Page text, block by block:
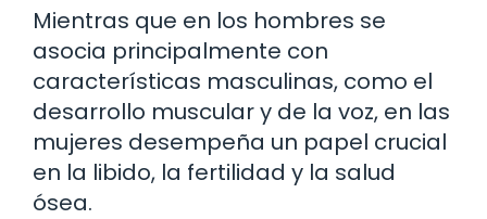
Mientras que en los hombres se
asocia principalmente con
características masculinas, como el
desarrollo muscular y de la voz, en las
mujeres desempeña un papel crucial
en la libido, la fertilidad y la salud
ósea.